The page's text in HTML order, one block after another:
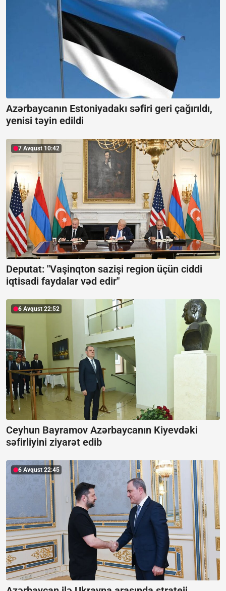
Azərbaycanın Estoniyadakı səfiri geri çağırıldı,
yenisi təyin edildi
7 Avqust 10:42
Deputat: "Vaşinqton sazişi region üçün ciddi
iqtisadi faydalar vəd edir"
6 Avqust 22:52
Ceyhun Bayramov Azərbaycanın Kiyevdəki
səfirliyini ziyarət edib
6 Avqust 22:45